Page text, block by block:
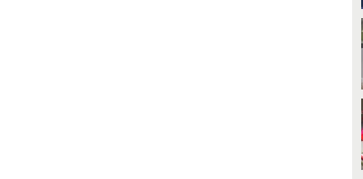
Inghilterra: ecco come Rimedio